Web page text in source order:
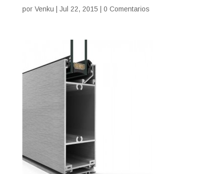
por Venku Jul 22, 2015 0 Comentarios